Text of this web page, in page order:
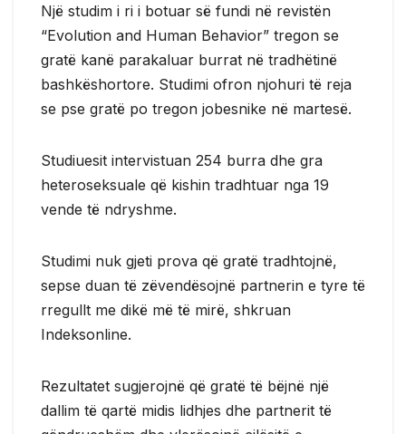
Një studim i ri i botuar së fundi në revistën
“Evolution and Human Behavior” tregon se
gratë kanë parakaluar burrat në tradhëtinë
bashkëshortore. Studimi ofron njohuri të reja
se pse gratë po tregon jobesnike në martesë.
Studiuesit intervistuan 254 burra dhe gra
heteroseksuale që kishin tradhtuar nga 19
vende të ndryshme.
Studimi nuk gjeti prova që gratë tradhtojnë,
sepse duan të zëvendësojnë partnerin e tyre të
rregullt me ​​dikë më të mirë, shkruan
Indeksonline.
Rezultatet sugjerojnë që gratë të bëjnë një
dallim të qartë midis lidhjes dhe partnerit të